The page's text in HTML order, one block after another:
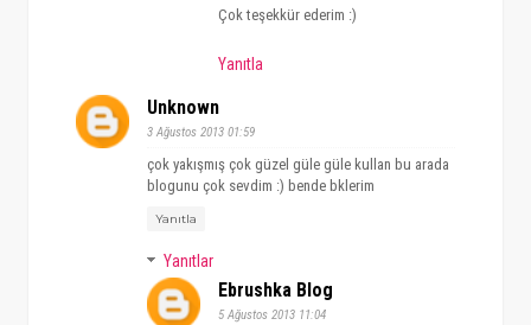
Çok teşekkür ederim :)
Yanıtla
Unknown
3 Ağustos 2013 01:59
çok yakışmış çok güzel güle güle kullan bu arada
blogunu çok sevdim :) bende bklerim
Yanıtla
Yanıtlar
Ebrushka Blog
5 Ağustos 2013 11:04